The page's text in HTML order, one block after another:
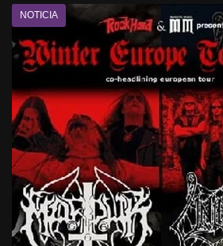
NOTICIA